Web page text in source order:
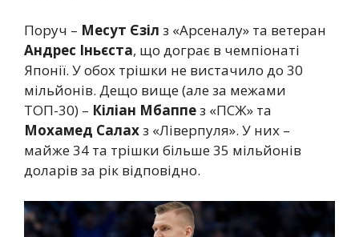
Поруч – Месут Єзіл з «Арсеналу» та ветеран
Андрес Іньєста, що дограє в чемпіонаті
Японії. У обох трішки не вистачило до 30
мільйонів. Дещо вище (але за межами
ТОП-30) – Кіліан Мбаппез «ПСЖ» та
Мохамед Салахз «Ліверпуля». У них –
майже 34 та трішки більше 35 мільйонів
доларів за рік відповідно.